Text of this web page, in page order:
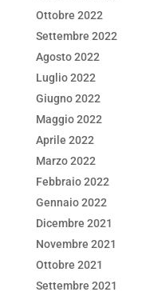
Ottobre 2022
Settembre 2022
Agosto 2022
Luglio 2022
Giugno 2022
Maggio 2022
Aprile 2022
Marzo 2022
Febbraio 2022
Gennaio 2022
Dicembre 2021
Novembre 2021
Ottobre 2021
Settembre 2021